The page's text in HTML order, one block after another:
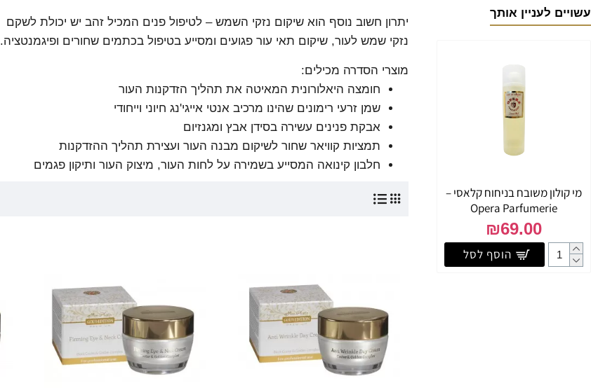
עשויים לעניין אותך
מי קולון משובח בניחוח קלאסי –
Opera Parfumerie
₪69.00
הוסף לסל
יתרון חשוב נוסף הוא שיקום נזקי השמש – לטיפול פנים המכיל זהב יש יכולת לשקם
נזקי שמש לעור, שיקום תאי עור פגועים ומסייע בטיפול בכתמים שחורים ופיגמנטציה.
מוצרי הסדרה מכילים:
חומצה היאלורונית המאיטה את תהליך הזדקנות העור
שמן זרעי רימונים שהינו מרכיב אנטי אייגי'נג חיוני וייחודי
אבקת פנינים עשירה בסידן אבץ ומגנזיום
תמציות קוויאר שחור לשיקום מבנה העור ועצירת תהליך ההזדקנות
חלבון קינואה המסייע בשמירה על לחות העור, מיצוק העור ותיקון פגמים